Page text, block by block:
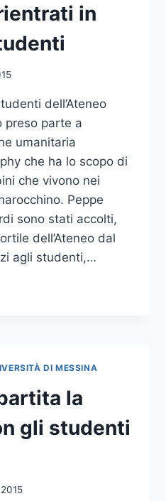
in
dell’Ateneo
preso parte a
umanitaria
che ha lo scopo di
che vivono nei
Peppe
sono stati accolti,
dell’Ateneo dal
agli studenti,…
DI MESSINA
la
gli studenti